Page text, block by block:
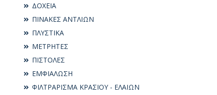
ΔΟΧΕΙΑ
ΠΙΝΑΚΕΣ ΑΝΤΛΙΩΝ
ΠΛΥΣΤΙΚΑ
ΜΕΤΡΗΤΕΣ
ΠΙΣΤΟΛΕΣ
ΕΜΦΙΑΛΩΣΗ
ΦΙΛΤΡΑΡΙΣΜΑ ΚΡΑΣΙΟΥ - ΕΛΑΙΩΝ